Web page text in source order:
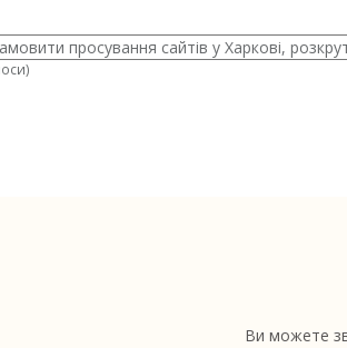
Ви можете